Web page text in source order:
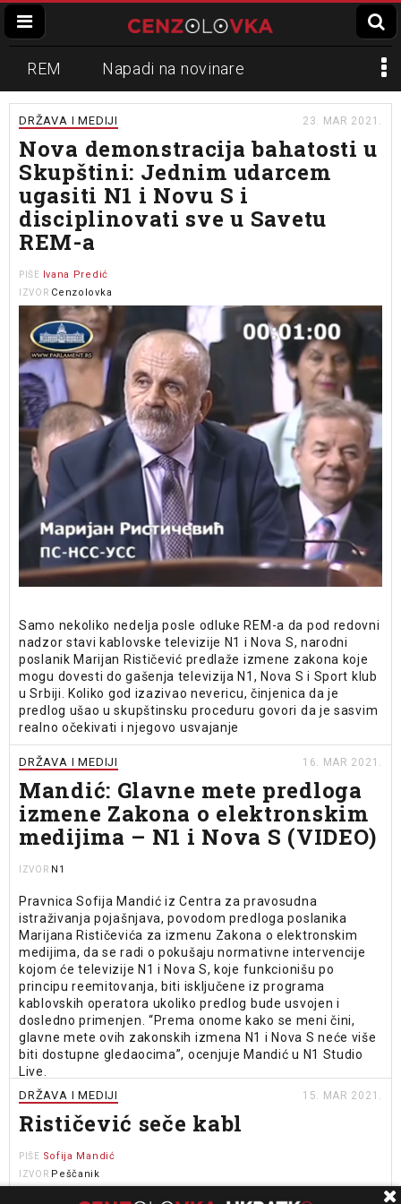
REM Napadi na novinare
Zvučni top
Propaganda Lokalni mediji
Informer Slavko Ćuruvija
DRŽAVA I MEDIJI 23. MAR 2021.
Nova demonstracija bahatosti u
Skupštini: Jednim udarcem
ugasiti N1 i Novu S i
disciplinovati sve u Savetu
REM-a
PIŠE Ivana Predić
IZVOR Cenzolovka
Samo nekoliko nedelja posle odluke REM-a da pod redovni
nadzor stavi kablovske televizije N1 i Nova S, narodni
poslanik Marijan Rističević predlaže izmene zakona koje
mogu dovesti do gašenja televizija N1, Nova S i Sport klub
u Srbiji. Koliko god izazivao nevericu, činjenica da je
predlog ušao u skupštinsku proceduru govori da je sasvim
realno očekivati i njegovo usvajanje
DRŽAVA I MEDIJI 16. MAR 2021.
Mandić: Glavne mete predloga
izmene Zakona o elektronskim
medijima – N1 i Nova S (VIDEO)
IZVOR N1
Pravnica Sofija Mandić iz Centra za pravosudna
istraživanja pojašnjava, povodom predloga poslanika
Marijana Rističevića za izmenu Zakona o elektronskim
medijima, da se radi o pokušaju normativne intervencije
kojom će televizije N1 i Nova S, koje funkcionišu po
principu reemitovanja, biti isključene iz programa
kablovskih operatora ukoliko predlog bude usvojen i
dosledno primenjen. “Prema onome kako se meni čini,
glavne mete ovih zakonskih izmena N1 i Nova S neće više
biti dostupne gledaocima”, ocenjuje Mandić u N1 Studio
Live.
DRŽAVA I MEDIJI 15. MAR 2021.
Rističević seče kabl
PIŠE Sofija Mandić
IZVOR Peščanik